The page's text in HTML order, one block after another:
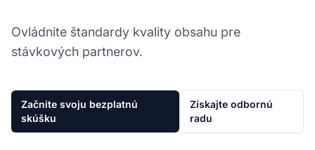
Ovládnite štandardy kvality obsahu pre
stávkových partnerov.
Začnite svoju bezplatnú
skúšku
Získajte odbornú
radu